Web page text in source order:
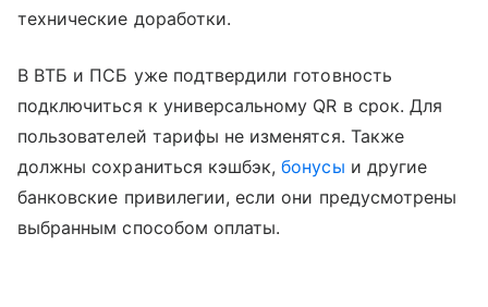
технические доработки.
В ВТБ и ПСБ уже подтвердили готовность
подключиться к универсальному QR в срок. Для
пользователей тарифы не изменятся. Также
должны сохраниться кэшбэк,бонусы и другие
банковские привилегии, если они предусмотрены
выбранным способом оплаты.